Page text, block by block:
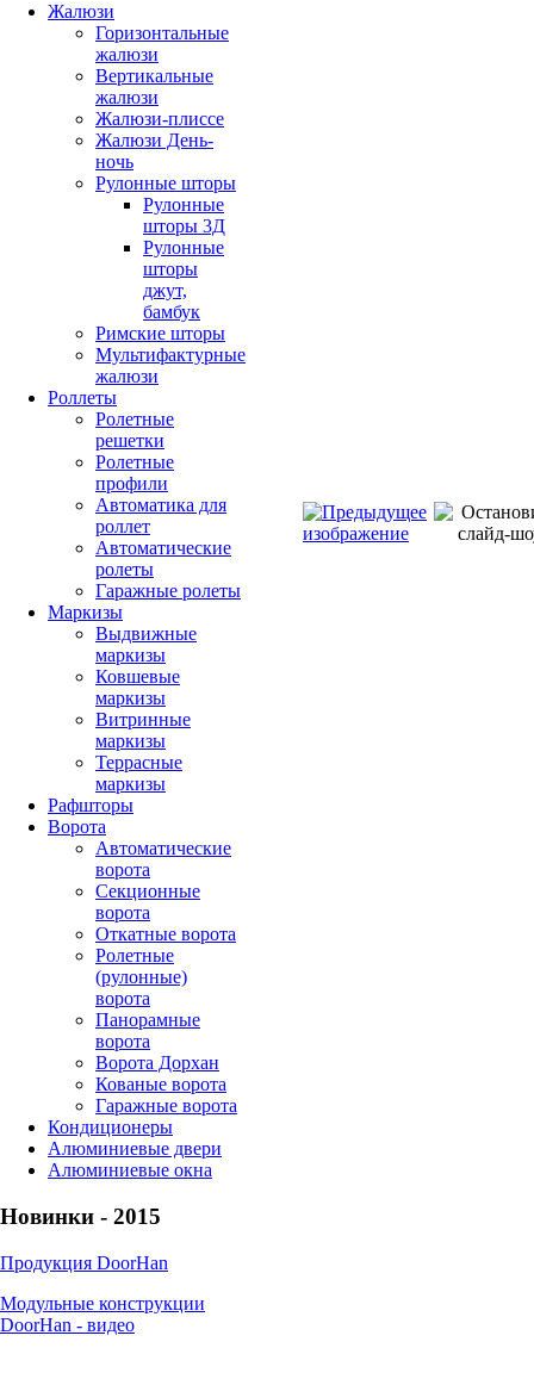
Жалюзи
Горизонтальные
жалюзи
Вертикальные
жалюзи
Жалюзи-плиссе
Жалюзи День-
ночь
Рулонные шторы
Рулонные
шторы 3Д
Рулонные
шторы
джут,
бамбук
Римские шторы
Мультифактурные
жалюзи
Роллеты
Ролетные
решетки
Ролетные
профили
Автоматика для
роллет
Автоматические
ролеты
Гаражные ролеты
Маркизы
Выдвижные
маркизы
Ковшевые
маркизы
Витринные
маркизы
Террасные
маркизы
Рафшторы
Ворота
Автоматические
ворота
Секционные
ворота
Откатные ворота
Ролетные
(рулонные)
ворота
Панорамные
ворота
Ворота Дорхан
Кованые ворота
Гаражные ворота
Кондиционеры
Алюминиевые двери
Алюминиевые окна
Новинки - 2015
Продукция DoorHan
Модульные конструкции
DoorHan - видео